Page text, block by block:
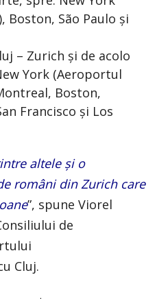
Boston, São Paulo şi
– Zurich şi de acolo
York (Aeroportul
Boston,
Francisco şi Los
altele şi o
români din Zurich care
”, spune Viorel
de
Cluj.